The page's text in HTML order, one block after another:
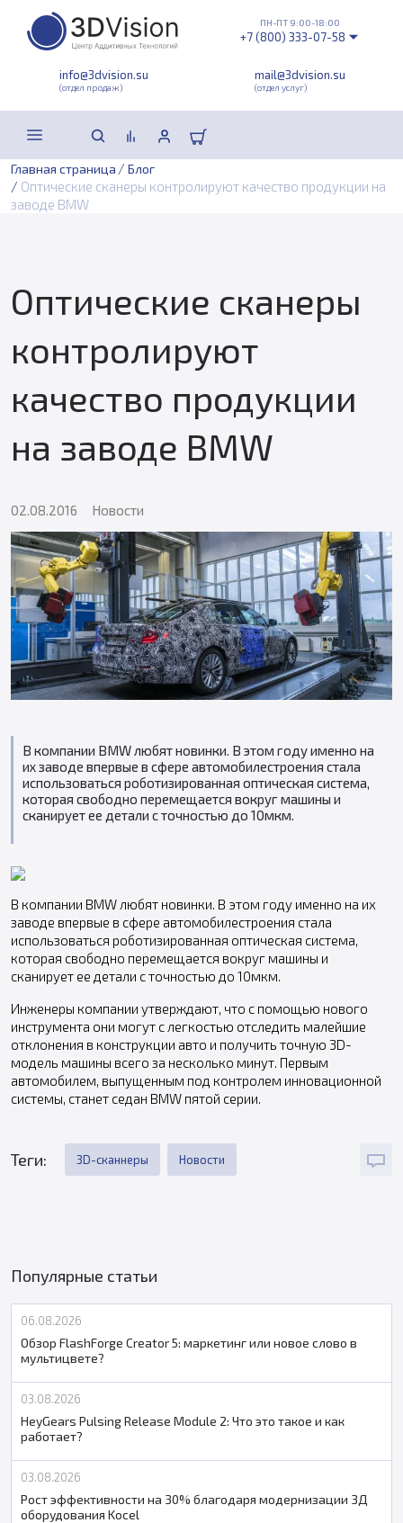
info@3dvision.su
(отдел продаж)
mail@3dvision.su
(отдел услуг)
ПН-ПТ 9:00-18:00
+7 (800) 333-07-58
Главная страница / Блог
/ Оптические сканеры контролируют качество продукции на
заводе BMW
Оптические сканеры
контролируют
качество продукции
на заводе BMW
02.08.2016 Новости
В компании BMW любят новинки. В этом году именно на
их заводе впервые в сфере автомобилестроения стала
использоваться роботизированная оптическая система,
которая свободно перемещается вокруг машины и
сканирует ее детали с точностью до 10мкм.
В компании BMW любят новинки. В этом году именно на их
заводе впервые в сфере автомобилестроения стала
использоваться роботизированная оптическая система,
которая свободно перемещается вокруг машины и
сканирует ее детали с точностью до 10мкм.
Инженеры компании утверждают, что с помощью нового
инструмента они могут с легкостью отследить малейшие
отклонения в конструкции авто и получить точную 3D-
модель машины всего за несколько минут. Первым
автомобилем, выпущенным под контролем инновационной
системы, станет седан BMW пятой серии.
Теги: 3D-сканнеры Новости
Популярные статьи
06.08.2026
Обзор FlashForge Creator 5: маркетинг или новое слово в
мультицвете?
03.08.2026
HeyGears Pulsing Release Module 2: Что это такое и как
работает?
03.08.2026
Рост эффективности на 30% благодаря модернизации 3Д
оборудования Kocel